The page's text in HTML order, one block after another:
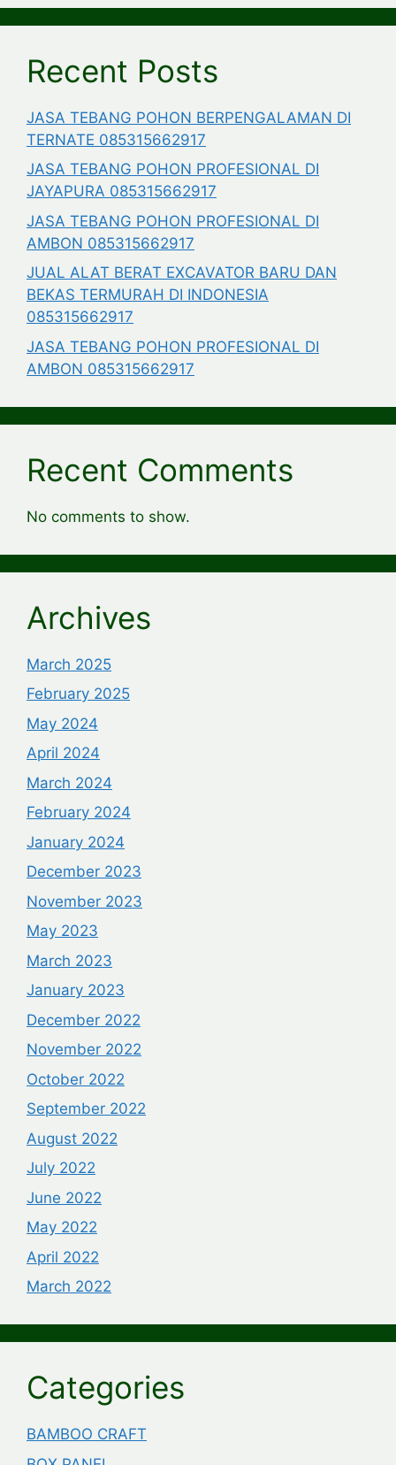
Recent Posts
JASA TEBANG POHON BERPENGALAMAN DI
TERNATE 085315662917
JASA TEBANG POHON PROFESIONAL DI
JAYAPURA 085315662917
JASA TEBANG POHON PROFESIONAL DI
AMBON 085315662917
JUAL ALAT BERAT EXCAVATOR BARU DAN
BEKAS TERMURAH DI INDONESIA
085315662917
JASA TEBANG POHON PROFESIONAL DI
AMBON 085315662917
Recent Comments
No comments to show.
Archives
March 2025
February 2025
May 2024
April 2024
March 2024
February 2024
January 2024
December 2023
November 2023
May 2023
March 2023
January 2023
December 2022
November 2022
October 2022
September 2022
August 2022
July 2022
June 2022
May 2022
April 2022
March 2022
Categories
BAMBOO CRAFT